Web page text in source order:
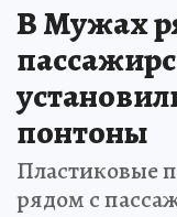
В Мужах
понтоны
Пластиковые
рядом с